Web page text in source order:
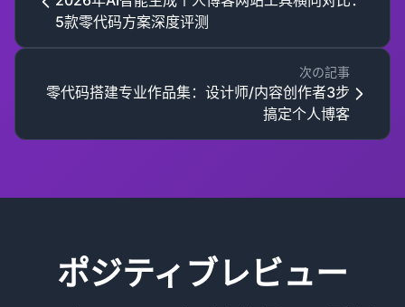
5款零代码方案深度评测
次の記事
零代码搭建专业作品集：设计师/内容创作者3步
搞定个人博客
ポジティブレビュー